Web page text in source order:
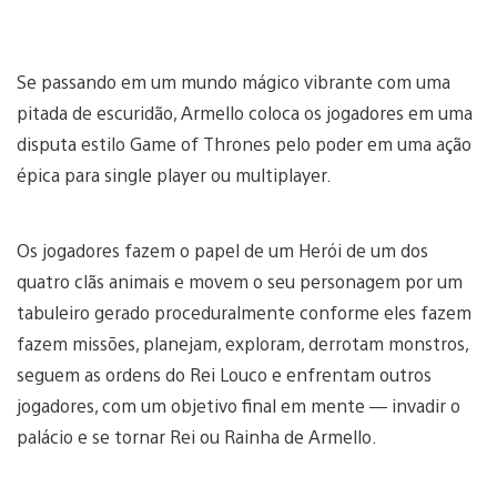
Se passando em um mundo mágico vibrante com uma
pitada de escuridão, Armello coloca os jogadores em uma
disputa estilo Game of Thrones pelo poder em uma ação
épica para single player ou multiplayer.
Os jogadores fazem o papel de um Herói de um dos
quatro clãs animais e movem o seu personagem por um
tabuleiro gerado proceduralmente conforme eles fazem
fazem missões, planejam, exploram, derrotam monstros,
seguem as ordens do Rei Louco e enfrentam outros
jogadores, com um objetivo final em mente — invadir o
palácio e se tornar Rei ou Rainha de Armello.